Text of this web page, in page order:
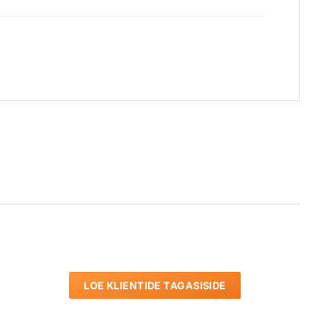
LOE KLIENTIDE TAGASISIDE